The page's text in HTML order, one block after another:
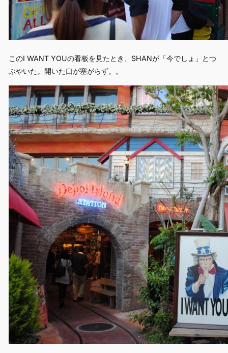
このI WANT YOUの看板を見たとき、SHANが「今でしょ」とつ
ぶやいた。開いた口が塞がらず。。